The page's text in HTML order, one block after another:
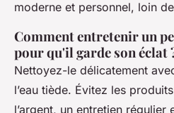
moderne et personnel, loin
Comment entretenir un
pour qu'il garde son éclat
Nettoyez-le délicatement
l’eau tiède. Évitez les
l’argent, un entretien régulier